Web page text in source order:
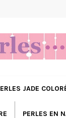
JADE
PERLES EN